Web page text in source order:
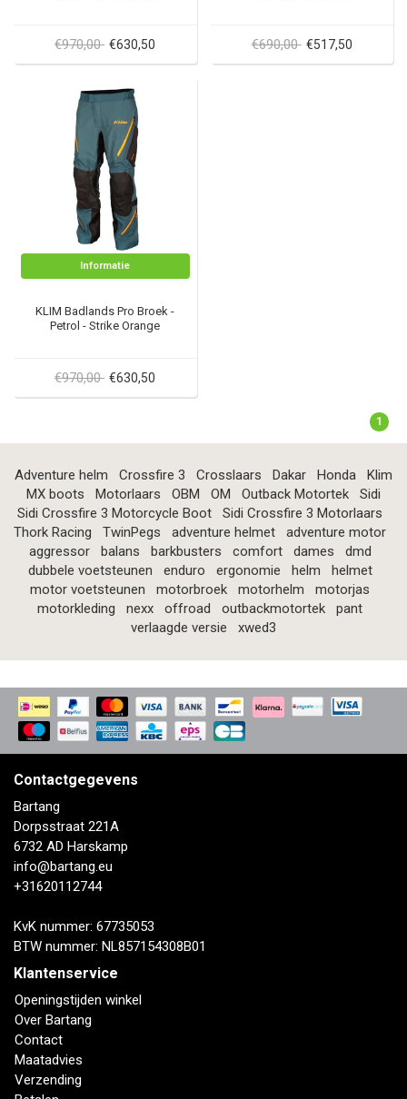
€970,00 €630,50 €690,00 €517,50
Informatie
KLIM Badlands Pro Broek -
Petrol - Strike Orange
€970,00 €630,50
1
Adventure helm Crossfire 3 Crosslaars Dakar Honda
Klim
MX boots
Motorlaars OBM OM Outback Motortek
Sidi
Sidi Crossfire 3 Motorcycle Boot
Sidi Crossfire 3 Motorlaars
Thork Racing
TwinPegs adventure helmet
adventure motor
aggressor
balans barkbusters comfort dames
dmd
dubbele voetsteunen
enduro ergonomie helm
helmet
motor voetsteunen
motorbroek motorhelm
motorjas
motorkleding
nexx offroad outbackmotortek
pant
verlaagde versie
xwed3
Contactgegevens
Bartang
Dorpsstraat 221A
6732 AD Harskamp
info@bartang.eu
+31620112744
KvK nummer: 67735053
BTW nummer: NL857154308B01
Klantenservice
Openingstijden winkel
Over Bartang
Contact
Maatadvies
Verzending